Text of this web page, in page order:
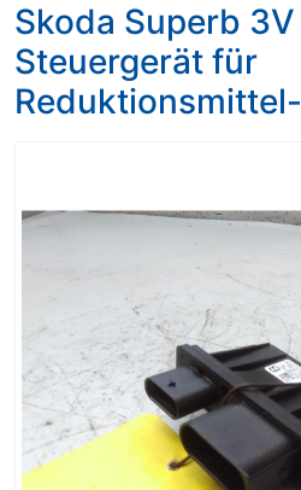
Skoda Superb
Steuergerät für